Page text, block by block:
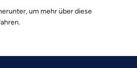
um mehr über diese